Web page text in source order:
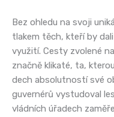
Bez ohledu na svoji
tlakem těch, kteří by
využití. Cesty zvolené
značně klikaté, ta,
dech absolutností své
guvernérů vystudoval
vládních úřadech